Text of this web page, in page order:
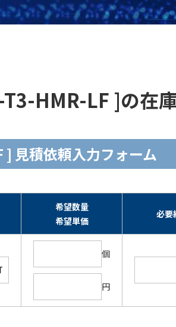
HMR-LF ]の在
見積依頼入力フォーム
希望数量
希望単価
必要
個
円